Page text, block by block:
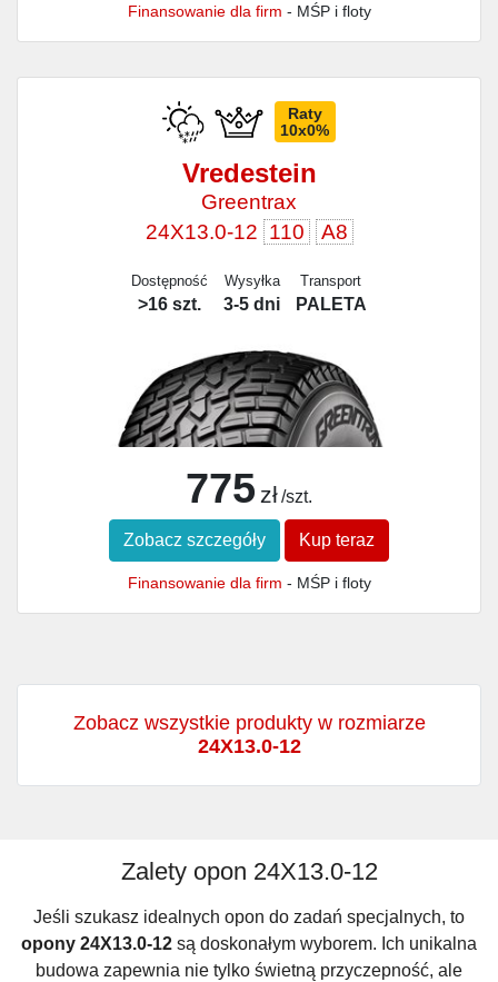
Finansowanie dla firm - MŚP i floty
Raty
10x0%
Vredestein
Greentrax
24X13.0-12 110 A8
Dostępność
>16 szt.
Wysyłka
3-5 dni
Transport
PALETA
775 zł /szt.
Zobacz szczegóły Kup teraz
Finansowanie dla firm - MŚP i floty
Zobacz wszystkie produkty w rozmiarze
24X13.0-12
Zalety opon 24X13.0-12
Jeśli szukasz idealnych opon do zadań specjalnych, to
opony 24X13.0-12 są doskonałym wyborem. Ich unikalna
budowa zapewnia nie tylko świetną przyczepność, ale